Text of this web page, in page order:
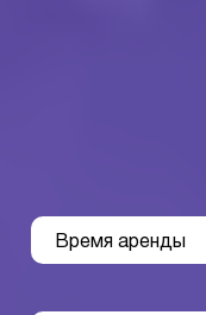
Время аренды